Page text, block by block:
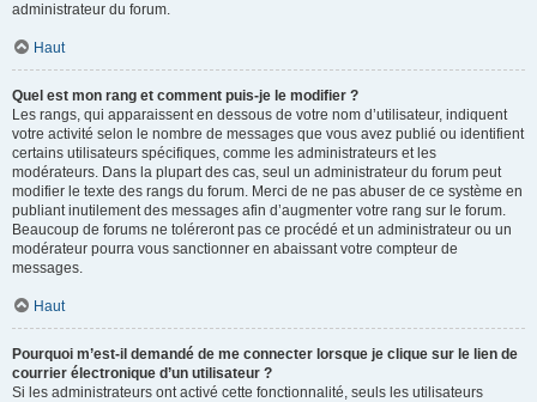
administrateur du forum.
Haut
Quel est mon rang et comment puis-je le modifier ?
Les rangs, qui apparaissent en dessous de votre nom d’utilisateur, indiquent
votre activité selon le nombre de messages que vous avez publié ou identifient
certains utilisateurs spécifiques, comme les administrateurs et les
modérateurs. Dans la plupart des cas, seul un administrateur du forum peut
modifier le texte des rangs du forum. Merci de ne pas abuser de ce système en
publiant inutilement des messages afin d’augmenter votre rang sur le forum.
Beaucoup de forums ne toléreront pas ce procédé et un administrateur ou un
modérateur pourra vous sanctionner en abaissant votre compteur de
messages.
Haut
Pourquoi m’est-il demandé de me connecter lorsque je clique sur le lien de
courrier électronique d’un utilisateur ?
Si les administrateurs ont activé cette fonctionnalité, seuls les utilisateurs